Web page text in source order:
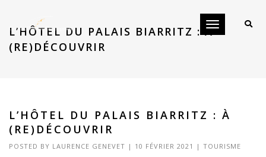
Toggle
L’HÔTEL DU PALAIS BIARRITZ : À
(RE)DÉCOUVRIR
L’HÔTEL DU PALAIS BIARRITZ : À
(RE)DÉCOUVRIR
POSTED BY LAURENCE GENEVET | 10 FÉVRIER 2021 | TOURISME